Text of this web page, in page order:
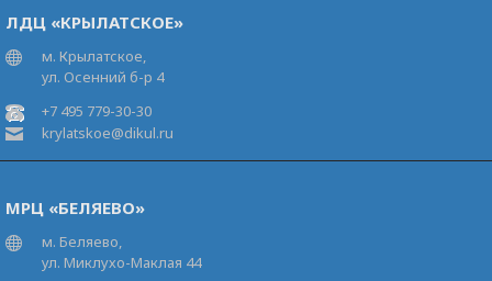
ЛДЦ «КРЫЛАТСКОЕ»
м. Крылатское,
ул. Осенний б-р 4
+7 495 779-30-30
krylatskoe@dikul.ru
МРЦ «БЕЛЯЕВО»
м. Беляево,
ул. Миклухо-Маклая 44